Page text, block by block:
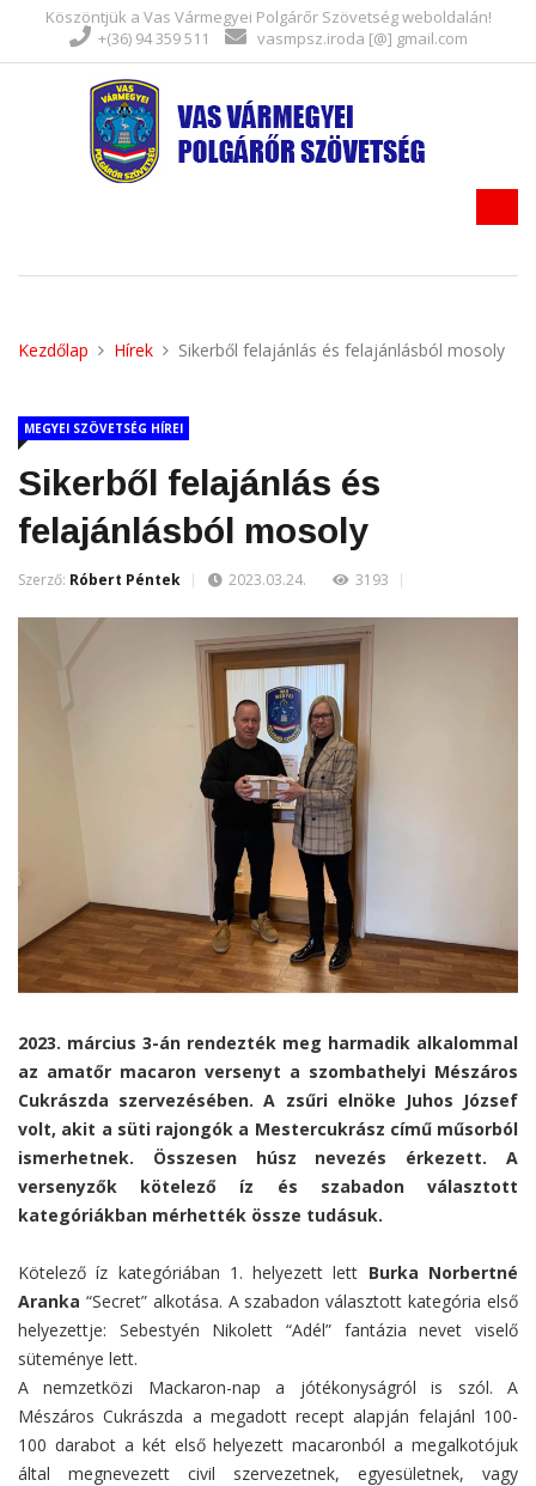
Köszöntjük a Vas Vármegyei Polgárőr Szövetség weboldalán!
+(36) 94 359 511
vasmpsz.iroda [@] gmail.com
Kezdőlap Hírek Sikerből felajánlás és felajánlásból mosoly
MEGYEI SZÖVETSÉG HÍREI
Sikerből felajánlás és
felajánlásból mosoly
Szerző: Róbert Péntek 2023.03.24. 3193
2023. március 3-án rendezték meg harmadik alkalommal
az amatőr macaron versenyt a szombathelyi Mészáros
Cukrászda szervezésében. A zsűri elnöke Juhos József
volt, akit a süti rajongók a Mestercukrász című műsorból
ismerhetnek. Összesen húsz nevezés érkezett. A
versenyzők kötelező íz és szabadon választott
kategóriákban mérhették össze tudásuk.
Kötelező íz kategóriában 1. helyezett lett Burka Norbertné
Aranka “Secret” alkotása. A szabadon választott kategória első
helyezettje: Sebestyén Nikolett “Adél” fantázia nevet viselő
süteménye lett.
A nemzetközi Mackaron-nap a jótékonyságról is szól. A
Mészáros Cukrászda a megadott recept alapján felajánl 100-
100 darabot a két első helyezett macaronból a megalkotójuk
által megnevezett civil szervezetnek, egyesületnek, vagy